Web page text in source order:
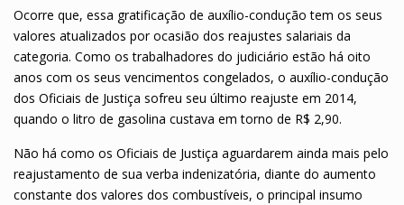
Ocorre que, essa gratificação de auxílio-condução tem os seus
valores atualizados por ocasião dos reajustes salariais da
categoria. Como os trabalhadores do judiciário estão há oito
anos com os seus vencimentos congelados, o auxílio-condução
dos Oficiais de Justiça sofreu seu último reajuste em 2014,
quando o litro de gasolina custava em torno de R$ 2,90.
Não há como os Oficiais de Justiça aguardarem ainda mais pelo
reajustamento de sua verba indenizatória, diante do aumento
constante dos valores dos combustíveis, o principal insumo